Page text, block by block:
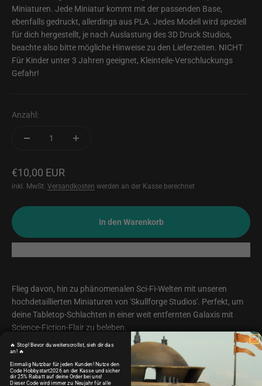
Miniaturen. Jede Miniatur kommt mit der passenden Base,
ebenfalls gedruckt, allerdings aus PLA. Jedes Modell wird speziell
für dich hergestellt, je nach Auslastung des 3D Druck Studios,
beachte also bitte mögliche Hinweise zu den Lieferzeiten. NICHT
Für Kinder unter 3 Jahren geeignet, Kleinteile-Verschluckungs
Gefahr!
Anzahl:
Angebot
€10,00 EUR
inkl. MwSt. Versandkosten werden an der Kasse berechnet
In den Warenkorb
Flieg davon, hin zu phänomenalen Sci-Fi-Welten mit unseren
hochdetaillierten Miniaturen von 'Skullforge Studios'. Perfekt, um
deine Tabletop-Schlachten in einer weit entfernten Galaxis mit
Science-Fiction-Flair zu beleben.
Hergestellt aus hochwertigem, robustem & flexiblem Resin.
Gedruckt in super feinen Details mit mind. 12K Auflösung bei
einer Schichtstärke von spektakulären 0,02mm
🔥 Stop! Bevor du weiterscrollst, sieh dir das
an! 🔥
Einmalig Nutzbar für jeden Kunden! Nutze den
Code Hobbystart2026 an der Kasse und sicher
dir 25% Rabatt auf deine Order bei uns!
Dieser Code wird immer zu Neujahr für alle